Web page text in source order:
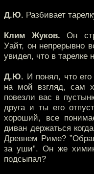
Д.Ю. Разбивает
Клим Жуков. Он
Уайт, он непрерывно
увидел, что в тарелке
Д.Ю. И понял, что его
на мой взгляд, сам
повезли вас в
друга и ты его
хороший, все
диван держаться
Древнем Риме?
за уши”. Он же
подсыпал?